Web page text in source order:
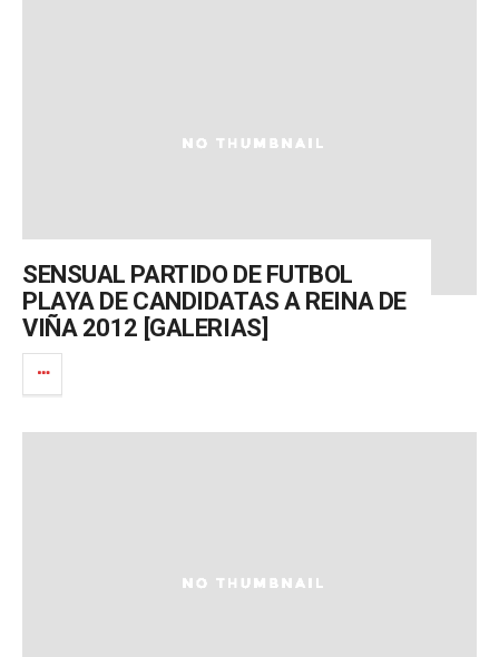
SENSUAL PARTIDO DE FUTBOL
PLAYA DE CANDIDATAS A REINA DE
VIÑA 2012 [GALERIAS]